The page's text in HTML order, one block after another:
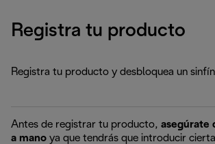
Registra tu producto
Registra tu producto y desbloquea un
Antes de registrar tu producto, asegúrate
a mano ya que tendrás que introducir